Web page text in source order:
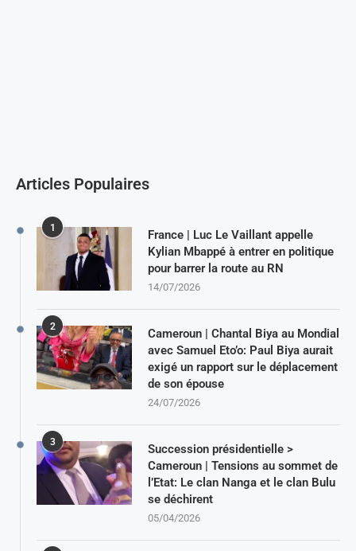
Articles Populaires
1
France | Luc Le Vaillant appelle
Kylian Mbappé à entrer en politique
pour barrer la route au RN
14/07/2026
2
Cameroun | Chantal Biya au Mondial
avec Samuel Eto’o: Paul Biya aurait
exigé un rapport sur le déplacement
de son épouse
24/07/2026
3
Succession présidentielle >
Cameroun | Tensions au sommet de
l’Etat: Le clan Nanga et le clan Bulu
se déchirent
05/04/2026